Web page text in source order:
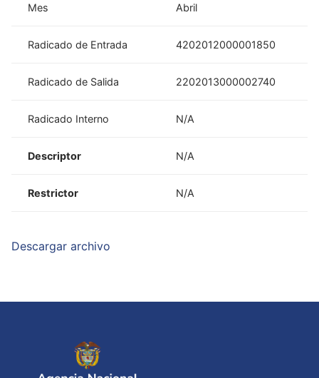
Mes Abril
Radicado de Entrada 4202012000001850
Radicado de Salida 2202013000002740
Radicado Interno N/A
Descriptor N/A
Restrictor N/A
Descargar archivo